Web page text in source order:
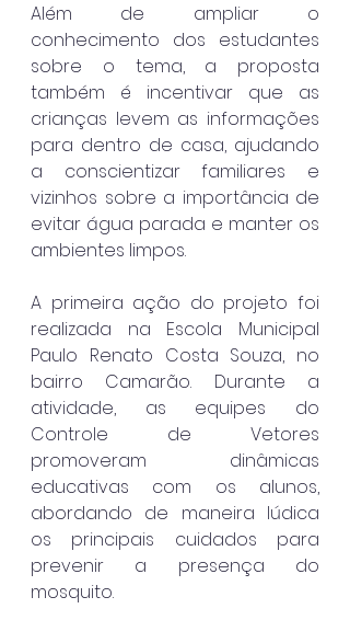
Além de ampliar o
conhecimento dos estudantes
sobre o tema, a proposta
também é incentivar que as
crianças levem as informações
para dentro de casa, ajudando
a conscientizar familiares e
vizinhos sobre a importância de
evitar água parada e manter os
ambientes limpos.
A primeira ação do projeto foi
realizada na Escola Municipal
Paulo Renato Costa Souza, no
bairro Camarão. Durante a
atividade, as equipes do
Controle de Vetores
promoveram dinâmicas
educativas com os alunos,
abordando de maneira lúdica
os principais cuidados para
prevenir a presença do
mosquito.